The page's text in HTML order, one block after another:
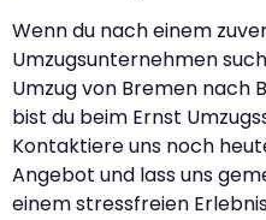
Wenn du nach einem
Umzugsunternehmen
Umzug von Bremen nach
bist du beim Ernst
Kontaktiere uns noch
Angebot und lass uns
einem stressfreien